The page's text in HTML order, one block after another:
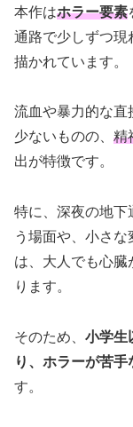
本作はホラー要素
通路で少しずつ現
描かれています。
流血や暴力的な直
少ないものの、 精
出が特徴です。
特に、深夜の地下
う場面や、小さ
は、大人でも心臓
ります。
そのため、 小学生
り、ホラーが苦
す。